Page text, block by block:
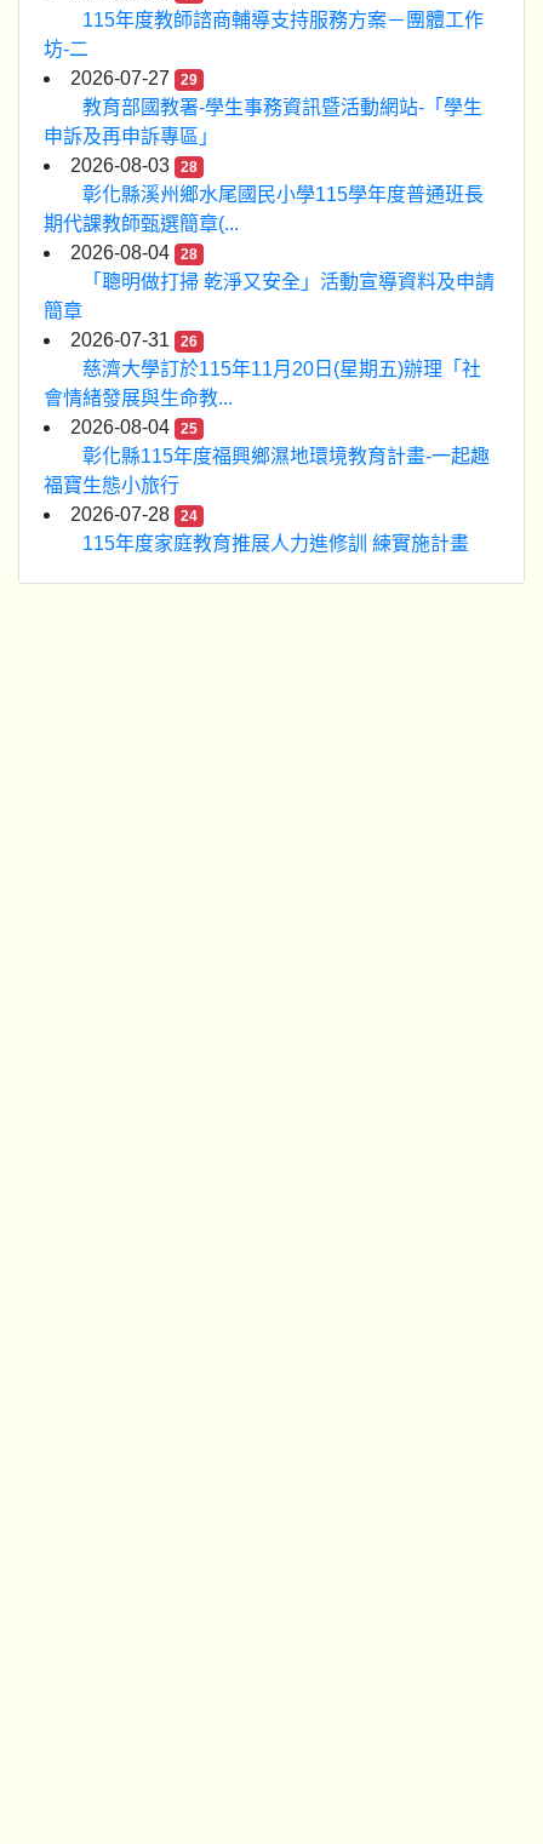
115年度教師諮商輔導支持服務方案－團體工作
坊-二
2026-07-27
29
教育部國教署-學生事務資訊暨活動網站-「學生
申訴及再申訴專區」
2026-08-03
28
彰化縣溪州鄉水尾國民小學115學年度普通班長
期代課教師甄選簡章(...
2026-08-04
28
「聰明做打掃 乾淨又安全」活動宣導資料及申請
簡章
2026-07-31
26
慈濟大學訂於115年11月20日(星期五)辦理「社
會情緒發展與生命教...
2026-08-04
25
彰化縣115年度福興鄉濕地環境教育計畫-一起趣
福寶生態小旅行
2026-07-28
24
115年度家庭教育推展人力進修訓 練實施計畫